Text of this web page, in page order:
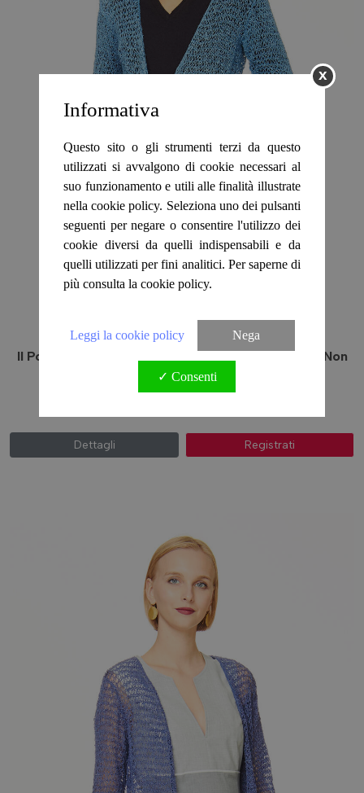
I FOULARD 4 STAGIONI
LEGGERI
ACCESSORI
HOME
I VIDEO
CONDIZIONI DI VENDITA
Il Ponchetto Scaldacuore Lungo Rete L'Originale Non
Ti Scordar Di Me
Dettagli Registrati
x
Informativa
Questo sito o gli strumenti terzi da questo
utilizzati si avvalgono di cookie necessari al
suo funzionamento e utili alle finalità illustrate
nella cookie policy. Seleziona uno dei pulsanti
seguenti per negare o consentire l'utilizzo dei
cookie diversi da quelli indispensabili e da
quelli utilizzati per fini analitici. Per saperne di
più consulta la cookie policy.
Leggi la cookie policy Nega
✓ Consenti